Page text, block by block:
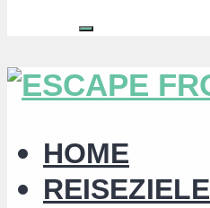
HOME
REISEZIELE